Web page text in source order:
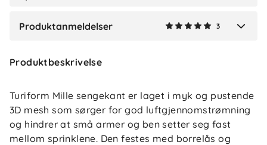
Produktanmeldelser 3
Produktbeskrivelse
Turiform Mille sengekant er laget i myk og pustende
3D mesh som sørger for god luftgjennomstrømning
og hindrer at små armer og ben setter seg fast
mellom sprinklene. Den festes med borrelås og